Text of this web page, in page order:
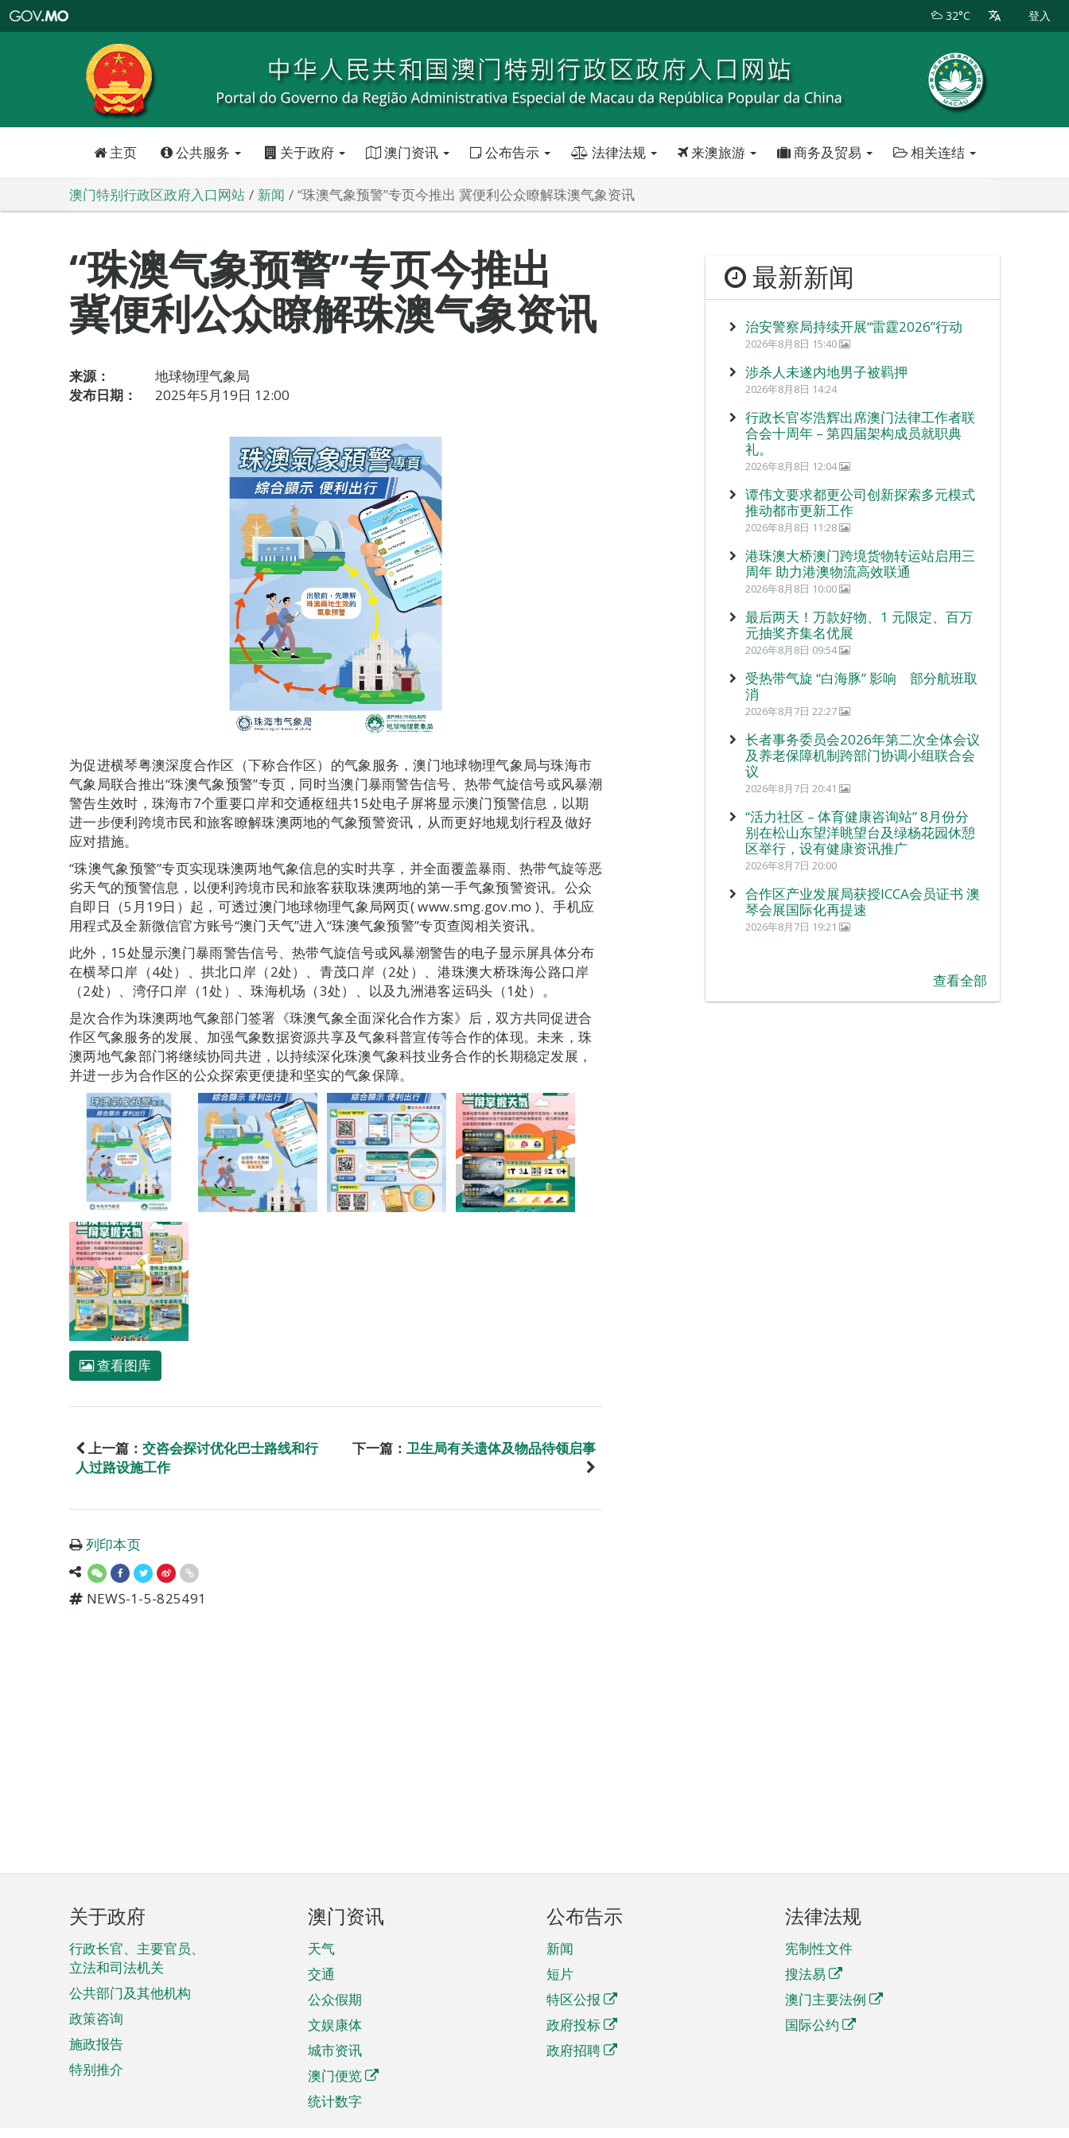
特
政
区
政
口
32°C 登入
主页 公共服务 关于政府 澳门资讯 公布告示 法律法规 来澳旅游 商务及贸易 相关连结
澳门特别行政区政府入口网站 新闻 “珠澳气象预警”专页今推出 冀便利公众瞭解珠澳气象资讯
“珠澳气象预警”专页今推出
冀便利公众瞭解珠澳气象资讯
来源：
地球物理气象局
发布日期：
2025年5月19日 12:00
为促进横琴粤澳深度合作区（下称合作区）的气象服务，澳门地球物理气象局与珠海市
气象局联合推出“珠澳气象预警”专页，同时当澳门暴雨警告信号、热带气旋信号或风暴潮
警告生效时，珠海市7个重要口岸和交通枢纽共15处电子屏将显示澳门预警信息，以期
进一步便利跨境市民和旅客瞭解珠澳两地的气象预警资讯，从而更好地规划行程及做好
应对措施。
“珠澳气象预警”专页实现珠澳两地气象信息的实时共享，并全面覆盖暴雨、热带气旋等恶
劣天气的预警信息，以便利跨境市民和旅客获取珠澳两地的第一手气象预警资讯。公众
自即日（5月19日）起，可透过澳门地球物理气象局网页( www.smg.gov.mo )、手机应
用程式及全新微信官方账号“澳门天气”进入“珠澳气象预警”专页查阅相关资讯。
此外，15处显示澳门暴雨警告信号、热带气旋信号或风暴潮警告的电子显示屏具体分布
在横琴口岸（4处）、拱北口岸（2处）、青茂口岸（2处）、港珠澳大桥珠海公路口岸
（2处）、湾仔口岸（1处）、珠海机场（3处）、以及九洲港客运码头（1处）。
是次合作为珠澳两地气象部门签署《珠澳气象全面深化合作方案》后，双方共同促进合
作区气象服务的发展、加强气象数据资源共享及气象科普宣传等合作的体现。未来，珠
澳两地气象部门将继续协同共进，以持续深化珠澳气象科技业务合作的长期稳定发展，
并进一步为合作区的公众探索更便捷和坚实的气象保障。
查看图库
上一篇： 交咨会探讨优化巴士路线和行
人过路设施工作
下一篇： 卫生局有关遗体及物品待领启事
列印本页
NEWS-1-5-825491
最新新闻
治安警察局持续开展“雷霆2026”行动
2026年8月8日 15:40
涉杀人未遂内地男子被羁押
2026年8月8日 14:24
行政长官岑浩辉出席澳门法律工作者联
合会十周年 – 第四届架构成员就职典
礼。
2026年8月8日 12:04
谭伟文要求都更公司创新探索多元模式
推动都市更新工作
2026年8月8日 11:28
港珠澳大桥澳门跨境货物转运站启用三
周年 助力港澳物流高效联通
2026年8月8日 10:00
最后两天！万款好物、1 元限定、百万
元抽奖齐集名优展
2026年8月8日 09:54
受热带气旋 “白海豚” 影响 部分航班取
消
2026年8月7日 22:27
长者事务委员会2026年第二次全体会议
及养老保障机制跨部门协调小组联合会
议
2026年8月7日 20:41
“活力社区 – 体育健康咨询站” 8月份分
别在松山东望洋眺望台及绿杨花园休憩
区举行，设有健康资讯推广
2026年8月7日 20:00
合作区产业发展局获授ICCA会员证书 澳
琴会展国际化再提速
2026年8月7日 19:21
查看全部
页
脚
菜
单
关于政府
行政长官、主要官员、
立法和司法机关
公共部门及其他机构
政策咨询
施政报告
特别推介
澳门资讯
天气
交通
公众假期
文娱康体
城市资讯
澳门便览
统计数字
公布告示
新闻
短片
特区公报
政府投标
政府招聘
法律法规
宪制性文件
搜法易
澳门主要法例
国际公约